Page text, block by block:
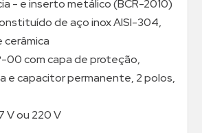
- e inserto metálico (BCR-2010)
de aço inox AISI-304,
cerâmica
00 com capa de proteção,
e capacitor permanente, 2 polos,
V ou 220 V